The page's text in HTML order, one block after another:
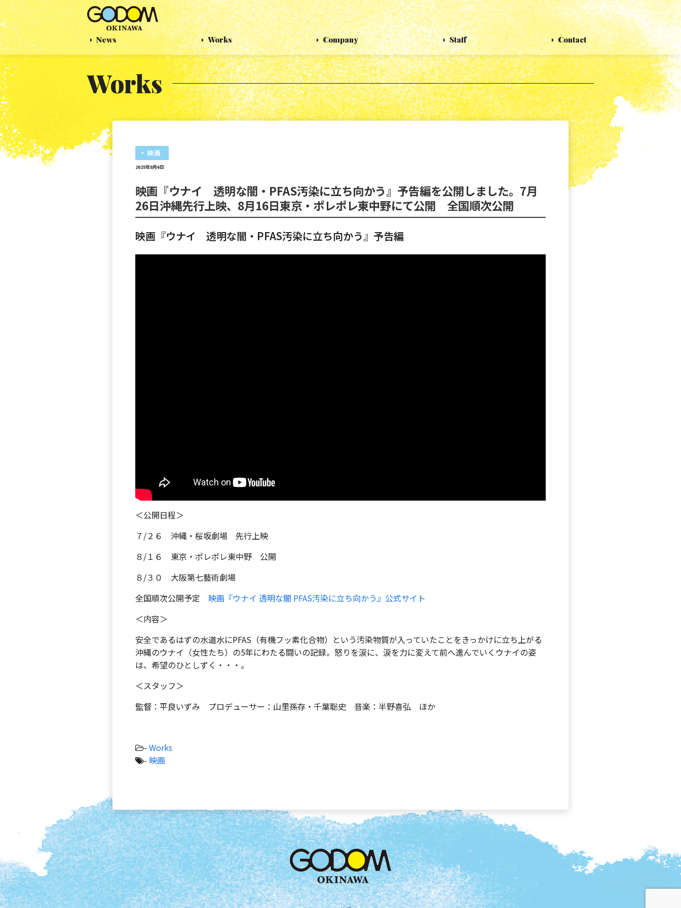
News Works Company Staff Contact
Works
映画
2025年8月6日
映画『ウナイ 透明な闇・PFAS汚染に立ち向かう』予告編を公開しました。7月
26日沖縄先行上映、8月16日東京・ポレポレ東中野にて公開 全国順次公開
映画『ウナイ 透明な闇・PFAS汚染に立ち向かう』予告編
＜公開日程＞
７/２６ 沖縄・桜坂劇場 先行上映
８/１６ 東京・ポレポレ東中野 公開
８/３０ 大阪第七藝術劇場
全国順次公開予定 映画『ウナイ 透明な闇 PFAS汚染に立ち向かう』公式サイト
＜内容＞
安全であるはずの水道水にPFAS（有機フッ素化合物）という汚染物質が入っていたことをきっかけに立ち上がる
沖縄のウナイ（女性たち）の5年にわたる闘いの記録。怒りを涙に、涙を力に変えて前へ進んでいくウナイの姿
は、希望のひとしずく・・・。
＜スタッフ＞
監督：平良いずみ プロデューサー：山里孫存・千葉聡史 音楽：半野喜弘 ほか
- Works
- 映画